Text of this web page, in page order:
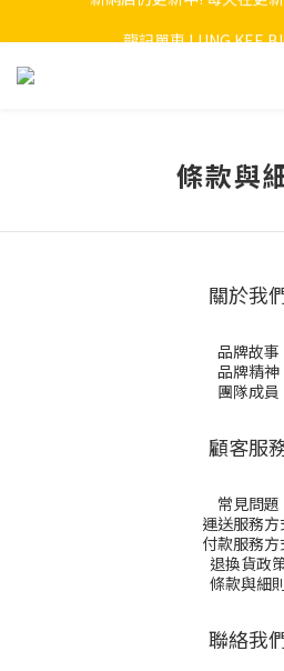
龍記單車 LUNG KEE
新網店仍更新中! 每天在更
條款與
關於我
品牌故事
品牌精神
團隊成員
顧客服
常見問題
運送服務方
付款服務方
退換貨政
條款與細則
聯絡我